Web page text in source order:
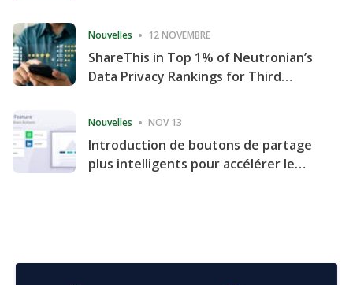
Nouvelles 12 NOVEMBRE
ShareThis in Top 1% of Neutronian’s
Data Privacy Rankings for Third
Nouvelles NOV 13
Introduction de boutons de partage
plus intelligents pour accélérer le